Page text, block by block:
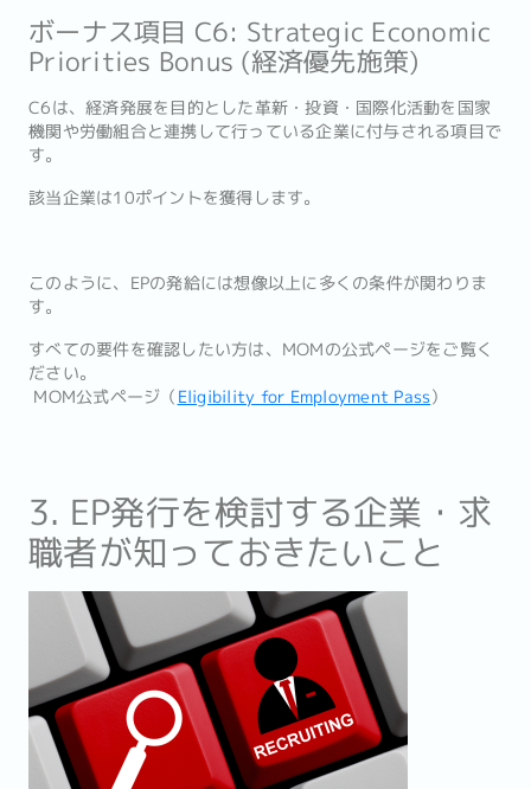
ボーナス項目 C6: Strategic Economic
Priorities Bonus (経済優先施策)
C6は、経済発展を目的とした革新・投資・国際化活動を国家
機関や労働組合と連携して行っている企業に付与される項目で
す。
該当企業は10ポイントを獲得します。
このように、EPの発給には想像以上に多くの条件が関わりま
す。
すべての要件を確認したい方は、MOMの公式ページをご覧く
ださい。
MOM公式ページ（ Eligibility for Employment Pass）
3. EP発行を検討する企業・求
職者が知っておきたいこと